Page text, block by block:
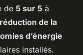
de 5 sur 5 à
réduction de la
d’énergie
installés.